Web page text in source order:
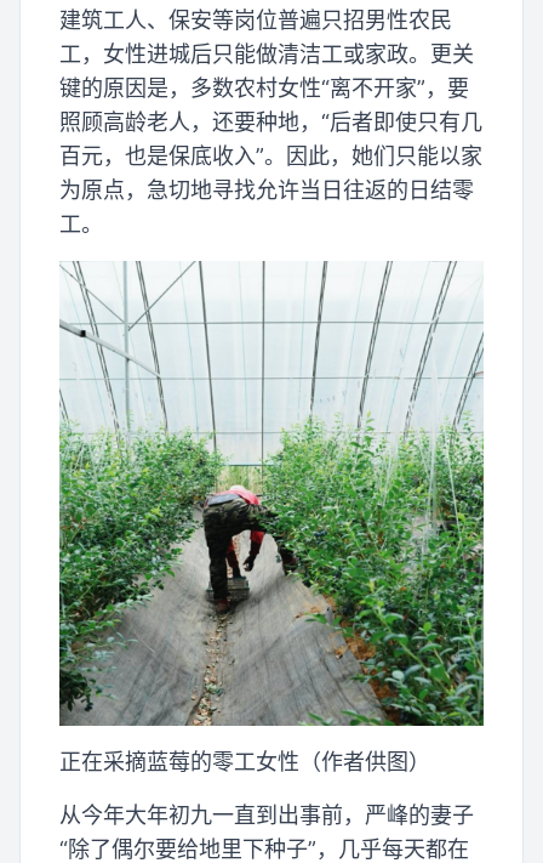
建筑工人、保安等岗位普遍只招男性农民
工，女性进城后只能做清洁工或家政。更关
键的原因是，多数农村女性“离不开家”，要
照顾高龄老人，还要种地，“后者即使只有几
百元，也是保底收入”。因此，她们只能以家
为原点，急切地寻找允许当日往返的日结零
工。
正在采摘蓝莓的零工女性（作者供图）
从今年大年初九一直到出事前，严峰的妻子
“除了偶尔要给地里下种子”，几乎每天都在